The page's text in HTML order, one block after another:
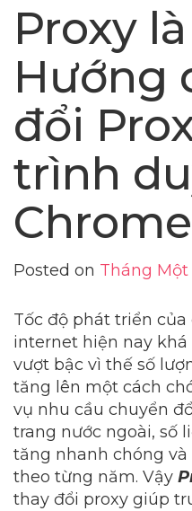
Proxy
Hướng
đổi
trình
Chrome
Posted on Tháng Một
Tốc độ phát triển
internet hiện nay
vượt bậc vì thế số
tăng lên một cách
vụ nhu cầu chuyển
trang nước ngoài, số
tăng nhanh chóng
theo từng năm. Vậy
thay đổi proxy giúp